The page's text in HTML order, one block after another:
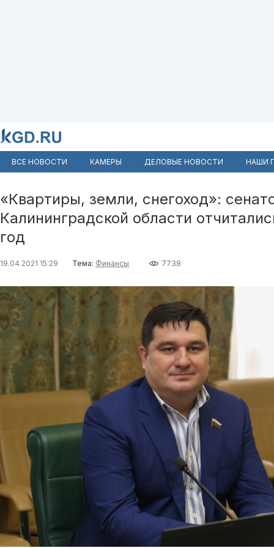
ВСЕ НОВОСТИ КАМЕРЫ ДЕЛОВЫЕ НОВОСТИ НАШИ
«Квартиры, земли, снегоход»:
Калининградской области
год
19.04.2021 15:29 Тема: Финансы 7738